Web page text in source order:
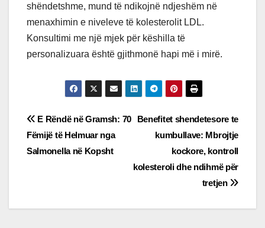
shëndetshme, mund të ndikojnë ndjeshëm në
menaxhimin e niveleve të kolesterolit LDL.
Konsultimi me një mjek për këshilla të
personalizuara është gjithmonë hapi më i mirë.
Post
navigation
Benefitet shendetesore te
kumbullave: Mbrojtje
kockore, kontroll
kolesteroli dhe ndihmë për
tretjen
E Rëndë në Gramsh: 70
Fëmijë të Helmuar nga
Salmonella në Kopsht